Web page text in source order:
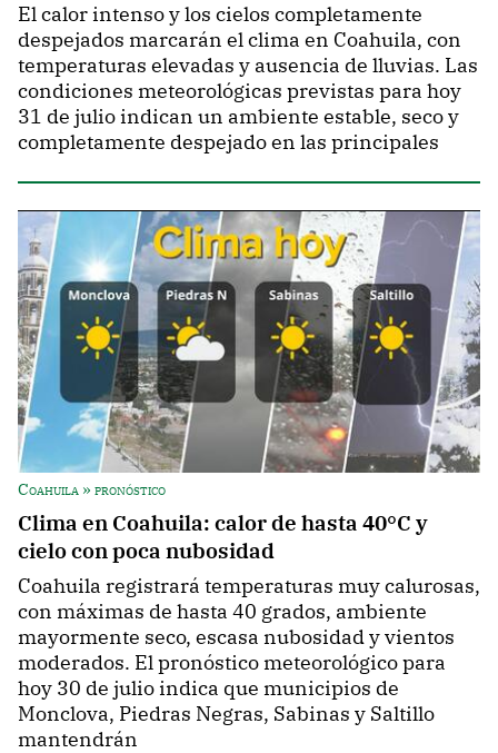
El calor intenso y los cielos completamente
despejados marcarán el clima en Coahuila, con
temperaturas elevadas y ausencia de lluvias. Las
condiciones meteorológicas previstas para hoy
31 de julio indican un ambiente estable, seco y
completamente despejado en las principales
Coahuila » pronóstico
Clima en Coahuila: calor de hasta 40°C y
cielo con poca nubosidad
Coahuila registrará temperaturas muy calurosas,
con máximas de hasta 40 grados, ambiente
mayormente seco, escasa nubosidad y vientos
moderados. El pronóstico meteorológico para
hoy 30 de julio indica que municipios de
Monclova, Piedras Negras, Sabinas y Saltillo
mantendrán